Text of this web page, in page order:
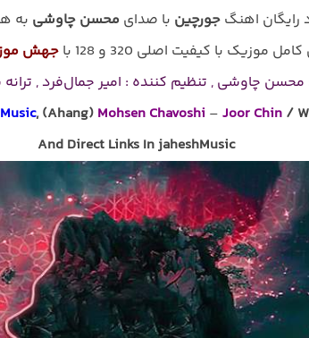
رایگان اهنگ جورچین با صدای محسن چاوشی به
موزیک با کیفیت اصلی 320 و 128 با
جهش
محسن چاوشی , تنظیم کننده : امیر جمال‌فرد ,
, (Ahang) Mohsen Chavoshi – Joor Chin/
And Direct Links In jaheshMusic